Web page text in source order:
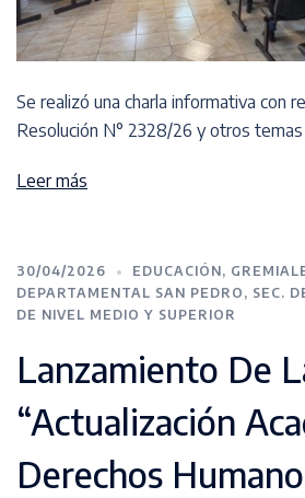
Se realizó una charla informativa con
Resolución N° 2328/26 y otros
Leer más
30/04/2026 EDUCACIÓN,
DEPARTAMENTAL SAN PEDRO , SEC.
DE NIVEL MEDIO Y SUPERIOR
Lanzamiento De
“Actualización
Derechos